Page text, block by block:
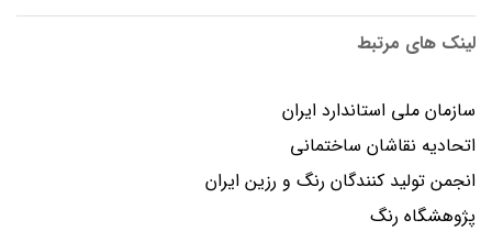
لینک های مرتبط
سازمان ملی استاندارد ایران
اتحادیه نقاشان ساختمانی
انجمن توليد كنندگان رنگ و رزين ايران
پژوهشگاه رنگ